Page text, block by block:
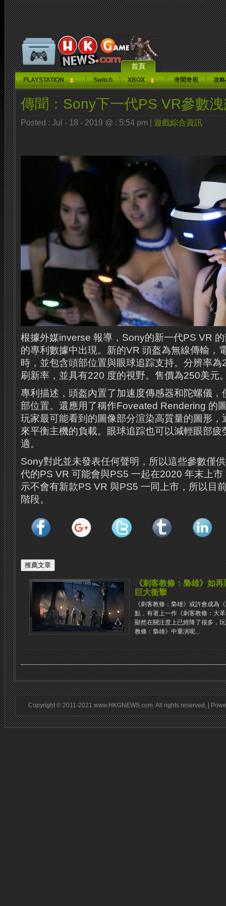
首頁
PLAYSTATION Switch XBOX 奇聞奇視 攻
傳聞：Sony下一代PS VR參數
Posted : Jul - 18 - 2019 @ : 5:54 pm | 遊戲綜合資訊
根據外媒inverse 報導，Sony的新一代PS VR
的專利數據中出現。新的VR 頭盔為無線傳輸，
時，並包含頭部位置與眼球追踪支持。分辨率
刷新率，並具有220 度的視野。售價為250美元
專利描述，頭盔內置了加速度傳感器和陀螺儀，
部位置。還應用了稱作Foveated Rendering 的
玩家最可能看到的圖像部分渲染高質量的圖形，
來平衡主機的負載。眼球追踪也可以減輕眼部
適。
Sony對此並未發表任何聲明，所以這些參數僅
代的PS VR 可能會與PS5 一起在2020 年末上
示不會有新款PS VR 與PS5 一同上市，所以目
階段。
《刺客教條：梟雄》如
巨大衝擊
《刺客教條：梟雄》或許會成為
點，有著上一作《刺客教條：大
顯然在關注度上已經降了很多，
教條：梟雄》中重演呢...
Copyright © 2011-2021 www.HKGNEWS.com. All rights reserved. |